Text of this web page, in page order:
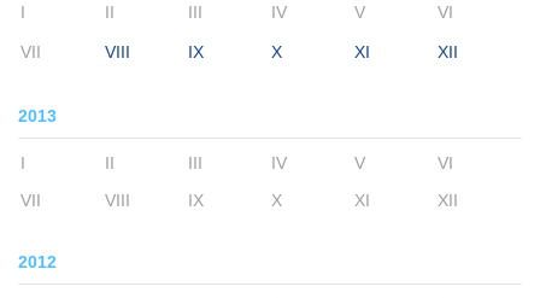
I II III IV V VI
VII VIII IX X XI XII
2013
I II III IV V
VI
VII
VIII IX X XI XII
2012